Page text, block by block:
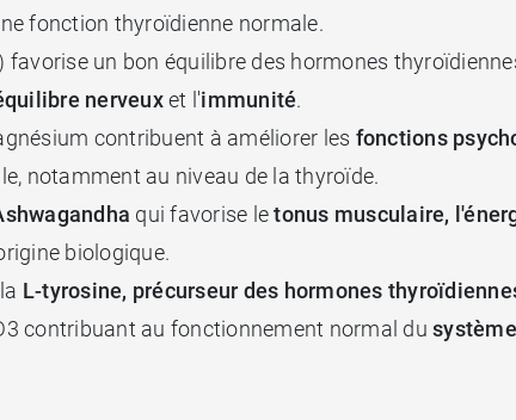
fonction thyroïdienne normale.
favorise un bon équilibre des hormones
nerveuxet l'immunité.
contribuent à améliorer les fonctions
notamment au niveau de la thyroïde.
qui favorise letonus musculaire,
biologique.
L-tyrosine, précurseur des hormones
contribuant au fonctionnement normal du